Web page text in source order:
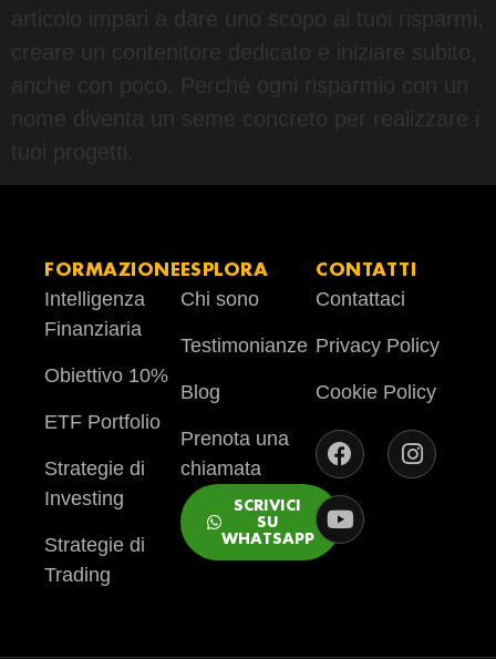
articolo impari a dare uno scopo ai tuoi risparmi,
creare un contenitore dedicato e iniziare subito,
anche con poco. Perché ogni risparmio con un
nome diventa un seme concreto per realizzare i
FORMAZIONE
Intelligenza
Finanziaria
Obiettivo 10%
ETF Portfolio
Strategie di
Investing
Strategie di
Trading
ESPLORA
Chi sono
Testimonianze
Blog
Prenota una
chiamata
SCRIVICI
SU
WHATSAPP
CONTATTI
Contattaci
Privacy Policy
Cookie Policy